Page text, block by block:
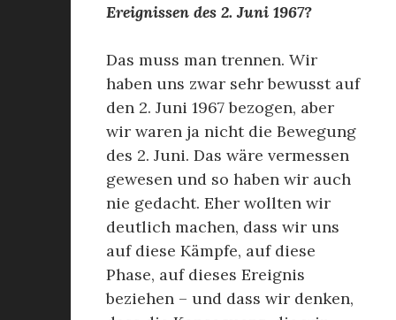
Ereignissen des 2. Juni 1967?
Das muss man trennen. Wir
haben uns zwar sehr bewusst auf
den 2. Juni 1967 bezogen, aber
wir waren ja nicht die Bewegung
des 2. Juni. Das wäre vermessen
gewesen und so haben wir auch
nie gedacht. Eher wollten wir
deutlich machen, dass wir uns
auf diese Kämpfe, auf diese
Phase, auf dieses Ereignis
beziehen – und dass wir denken,